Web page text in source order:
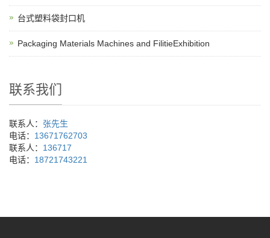
台式塑料袋封口机
Packaging Materials Machines and FilitieExhibition
联系我们
联系人： 张先生
电话： 13671762703
联系人： 136717
电话： 18721743221